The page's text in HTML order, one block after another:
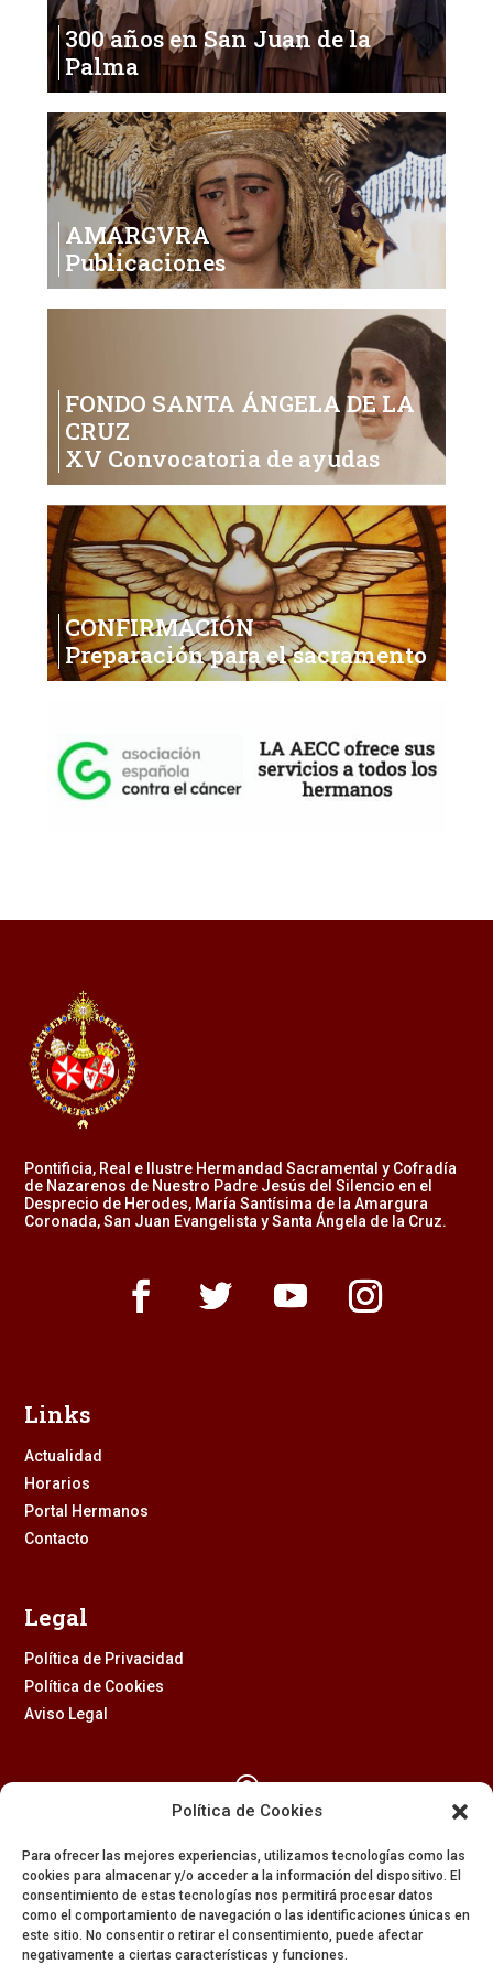
Política de Cookies
Para ofrecer las mejores experiencias, utilizamos tecnologías como las
cookies para almacenar y/o acceder a la información del dispositivo. El
consentimiento de estas tecnologías nos permitirá procesar datos
como el comportamiento de navegación o las identificaciones únicas en
este sitio. No consentir o retirar el consentimiento, puede afectar
negativamente a ciertas características y funciones.
300 años en San Juan de la
Palma
AMARGVRA
Publicaciones
FONDO SANTA ÁNGELA DE LA
CRUZ
XV Convocatoria de ayudas
CONFIRMACIÓN
Preparación para el sacramento
Pontificia, Real e Ilustre Hermandad Sacramental y Cofradía
de Nazarenos de Nuestro Padre Jesús del Silencio en el
Desprecio de Herodes, María Santísima de la Amargura
Coronada, San Juan Evangelista y Santa Ángela de la Cruz.
Links
Actualidad
Horarios
Portal Hermanos
Contacto
Legal
Política de Privacidad
Política de Cookies
Aviso Legal

954 229 437

608 84 84 82